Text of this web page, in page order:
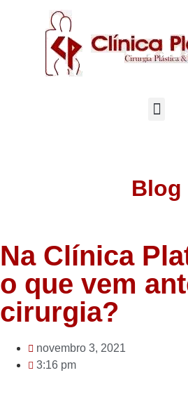
Blog
Na Clínica
o que vem
cirurgia?
novembro 3, 2021
3:16 pm